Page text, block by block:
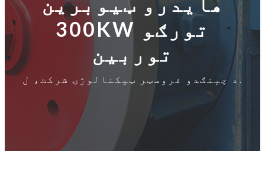
300KW تورګو
توربین
د چینګدو فروسټر ټیکنالوژۍ شرکت، ل.